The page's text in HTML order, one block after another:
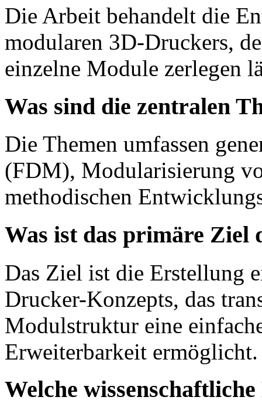
Die Arbeit behandelt die
modularen 3D-Druckers,
einzelne Module zerlegen
Was sind die zentralen
Die Themen umfassen
(FDM), Modularisierung
methodischen
Was ist das primäre Ziel
Das Ziel ist die Erstellung
Drucker-Konzepts, das
Modulstruktur eine
Erweiterbarkeit ermöglicht.
Welche